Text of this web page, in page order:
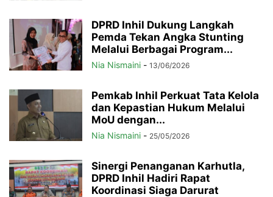
DPRD Inhil Dukung Langkah
Pemda Tekan Angka Stunting
Melalui Berbagai Program...
Nia Nismaini - 13/06/2026
Pemkab Inhil Perkuat Tata Kelola
dan Kepastian Hukum Melalui
MoU dengan...
Nia Nismaini - 25/05/2026
Sinergi Penanganan Karhutla,
DPRD Inhil Hadiri Rapat
Koordinasi Siaga Darurat